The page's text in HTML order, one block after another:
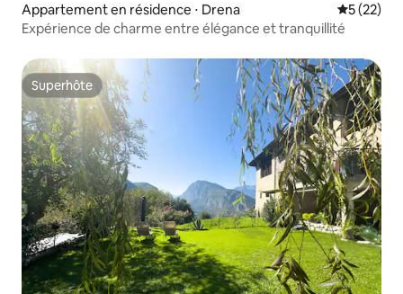
Appartement en résidence ⋅ Drena
5 (22)
Expérience de charme entre élégance et tranquillité
Superhôte
Superhôte